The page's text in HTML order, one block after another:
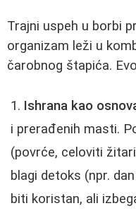
Trajni uspeh u borbi
organizam leži u
čarobnog štapića.
Ishrana kao
i prerađenih masti.
(povrće, celoviti
blagi detoks (npr.
biti koristan, ali